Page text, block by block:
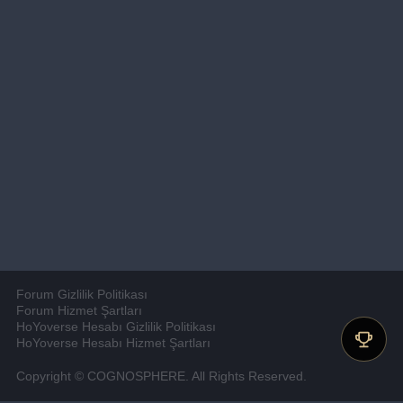
Forum Gizlilik Politikası
Forum Hizmet Şartları
HoYoverse Hesabı Gizlilik Politikası
HoYoverse Hesabı Hizmet Şartları
Copyright © COGNOSPHERE. All Rights Reserved.